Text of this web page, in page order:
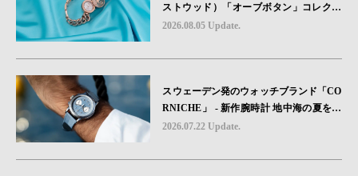
ストウッド）「オーブボタン」コレクシ
ョンに、⽇本限定カラーのローズゴール
2026.08.05 Update.
スウェーデン発のウォッチブランド「CO
RNICHE」 - 新作腕時計 地中海の夏を映
す、爽やかなブルーダイヤル「Heritage C
2026.07.22 Update.